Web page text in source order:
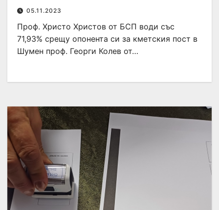
05.11.2023
Проф. Христо Христов от БСП води със
71,93% срещу опонента си за кметския пост в
Шумен проф. Георги Колев от…